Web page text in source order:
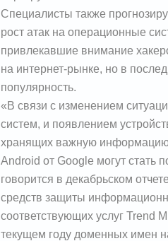
Специалисты также
рост атак на операционные
привлекавшие внимание
на интернет-рынке, но в
популярность.
«В связи с изменением
систем, и появлением
хранящих важную информацию,
Android от Google могут стать
говорится в декабрьском
средств защиты
соответствующих услуг Trend
текущем году доменных имен